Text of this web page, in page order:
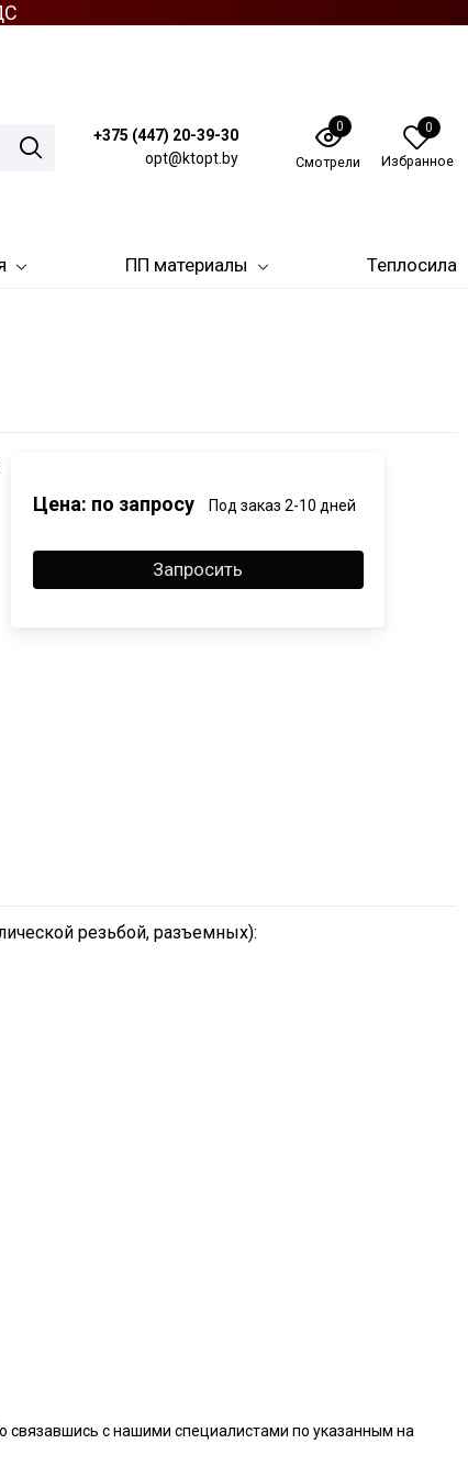
+375 (447) 20-39-30
opt@ktopt.by
0
Смотрели
0
Избранное
ПП материалы Теплосила
Цена: по запросу Под заказ 2-10 дней
Запросить
резьбой, разъемных):
связавшись с нашими специалистами по указанным на